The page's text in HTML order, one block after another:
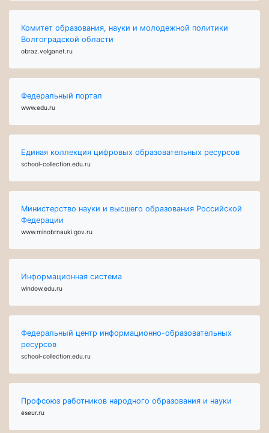
Комитет образования, науки и молодежной политики
Волгоградской области
obraz.volganet.ru
Федеральный портал
www.edu.ru
Единая коллекция цифровых образовательных ресурсов
school-collection.edu.ru
Министерство науки и высшего образования Российской
Федерации
www.minobrnauki.gov.ru
Информационная система
window.edu.ru
Федеральный центр информационно-образовательных
ресурсов
school-collection.edu.ru
Профсоюз работников народного образования и науки
eseur.ru